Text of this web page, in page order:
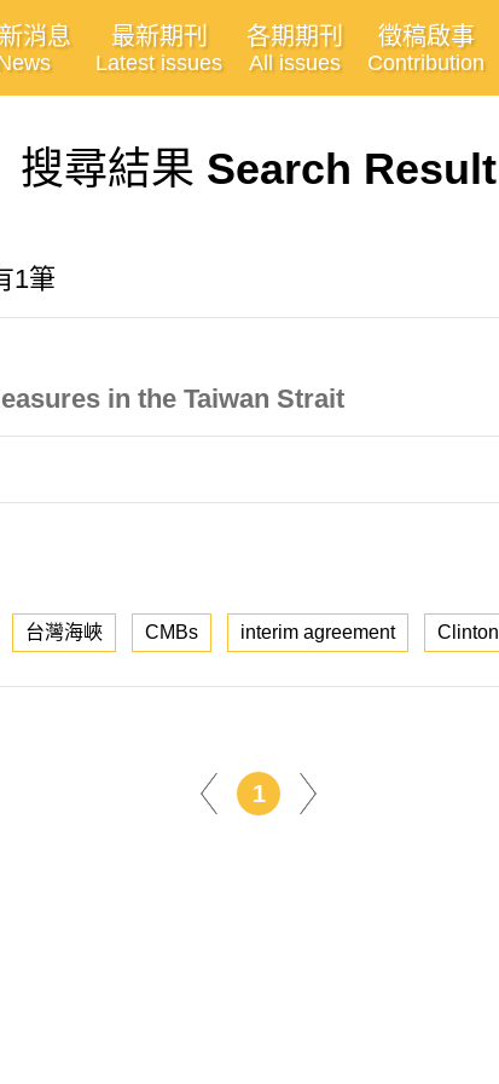
消息 最新期刊
Latest issues
各期期刊
All issues
徵稿啟事
Contribution
搜尋結果 Search Result
1筆
in the Taiwan Strait
台灣海峽 CMBs interim agreement Clinton
1